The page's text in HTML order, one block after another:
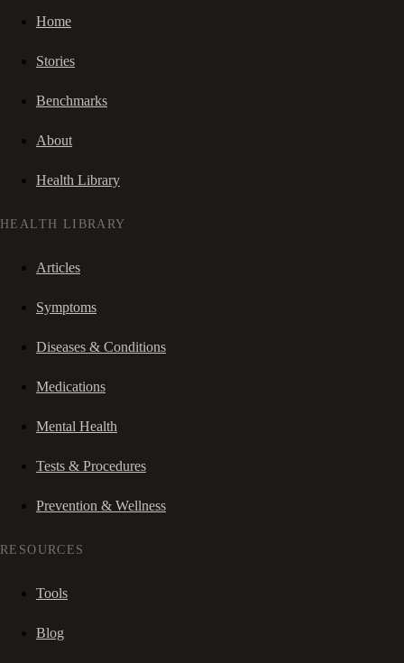
Home
Stories
Benchmarks
About
Health Library
HEALTH LIBRARY
Articles
Symptoms
Diseases & Conditions
Medications
Mental Health
Tests & Procedures
Prevention & Wellness
RESOURCES
Tools
Blog